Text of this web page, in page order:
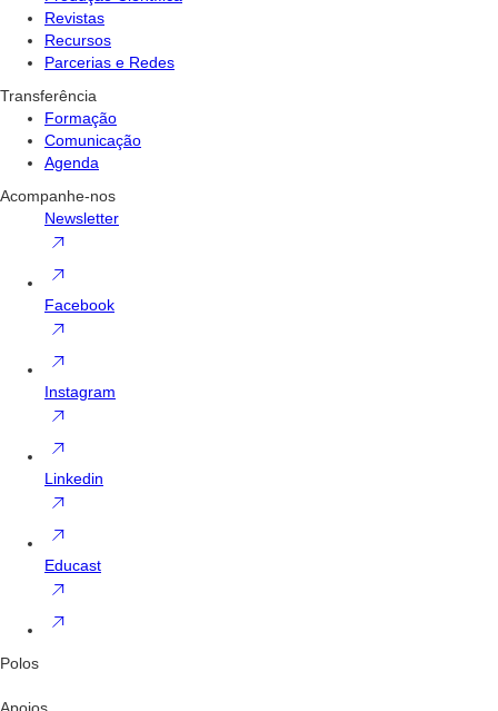
Revistas
Recursos
Parcerias e Redes
Transferência
Formação
Comunicação
Agenda
Acompanhe-nos
Newsletter
Facebook
Instagram
Linkedin
Educast
Polos